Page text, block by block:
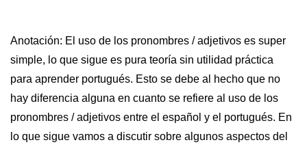
Anotación: El uso de los pronombres / adjetivos es super
simple, lo que sigue es pura teoría sin utilidad práctica
para aprender portugués. Esto se debe al hecho que no
hay diferencia alguna en cuanto se refiere al uso de los
pronombres / adjetivos entre el español y el portugués. En
lo que sigue vamos a discutir sobre algunos aspectos del